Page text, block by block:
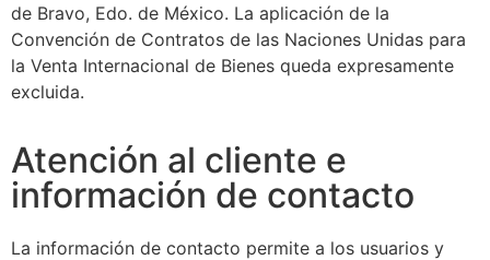
de Bravo, Edo. de México. La aplicación de la
Convención de Contratos de las Naciones Unidas para
la Venta Internacional de Bienes queda expresamente
excluida.
Atención al cliente e
información de contacto
La información de contacto permite a los usuarios y